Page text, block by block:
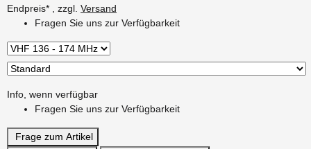
Endpreis* , zzgl. Versand
Fragen Sie uns zur Verfügbarkeit
Info, wenn verfügbar
Fragen Sie uns zur Verfügbarkeit
Frage zum Artikel